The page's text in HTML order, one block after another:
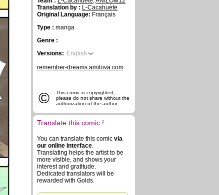
Translation by : L-Cacahuète
Original Language: Français
Type : manga
Genre :
Versions: English
remember-dreams.amilova.com
©
This comic is copyrighted,
please do not share without the
authorization of the author
Translate this comic !
You can translate this comic via
our online interface.
Translating helps the artist to be
more visible, and shows your
interest and gratitude.
Dedicated translators will be
rewarded with Golds.